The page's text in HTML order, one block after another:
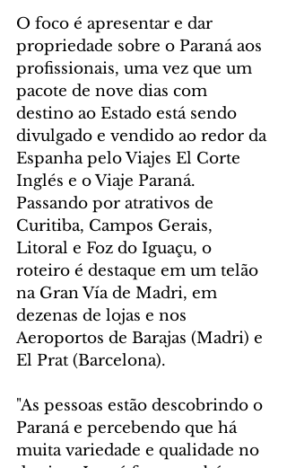
O foco é apresentar e dar
propriedade sobre o Paraná aos
profissionais, uma vez que um
pacote de nove dias com
destino ao Estado está sendo
divulgado e vendido ao redor da
Espanha pelo Viajes El Corte
Inglés e o Viaje Paraná.
Passando por atrativos de
Curitiba, Campos Gerais,
Litoral e Foz do Iguaçu, o
roteiro é destaque em um telão
na Gran Vía de Madri, em
dezenas de lojas e nos
Aeroportos de Barajas (Madri) e
El Prat (Barcelona).
"As pessoas estão descobrindo o
Paraná e percebendo que há
muita variedade e qualidade no